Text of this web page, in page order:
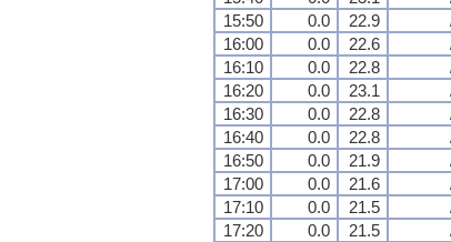
15:50
0.0 22.9
16:00
0.0 22.6
16:10
0.0 22.8
16:20
0.0 23.1
16:30
0.0 22.8
16:40
0.0 22.8
16:50
0.0 21.9
17:00
0.0 21.6
17:10
0.0 21.5
17:20
0.0 21.5